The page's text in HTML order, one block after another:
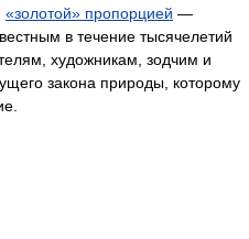
«золотой» пропорцией —
в течение тысячелетий
художникам, зодчим и
закона природы, которому